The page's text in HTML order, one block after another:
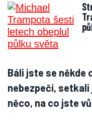
Báli jste se někde
nebezpečí,
něco, na co jste